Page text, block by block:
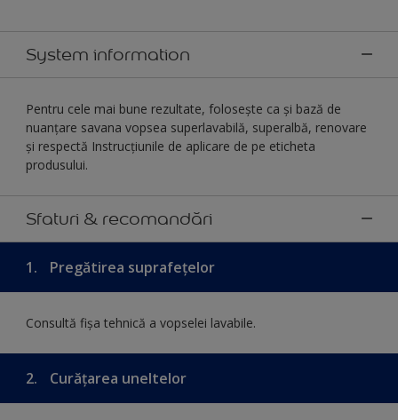
System information
Pentru cele mai bune rezultate, folosește ca și bază de
nuanțare savana vopsea superlavabilă, superalbă, renovare
și respectă Instrucțiunile de aplicare de pe eticheta
produsului.
Sfaturi & recomandări
1. Pregătirea suprafețelor
Consultă fișa tehnică a vopselei lavabile.
2. Curățarea uneltelor